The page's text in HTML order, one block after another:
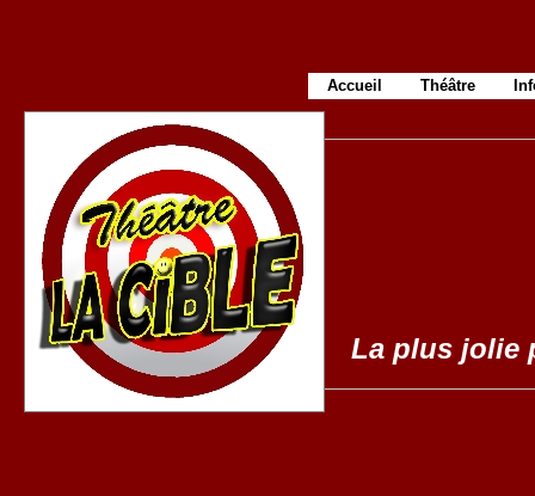
La plus jolie
Accueil Théâtre